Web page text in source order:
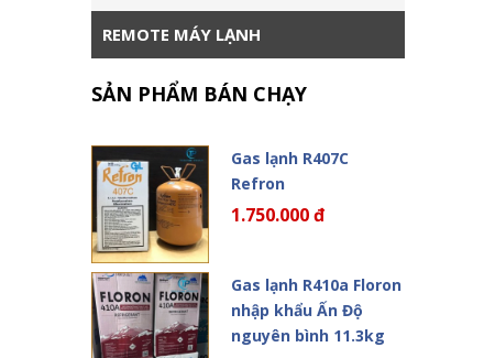
REMOTE MÁY LẠNH
SẢN PHẨM BÁN CHẠY
Gas lạnh R407C
Refron
1.750.000 đ
Gas lạnh R410a Floron
nhập khẩu Ấn Độ
nguyên bình 11.3kg